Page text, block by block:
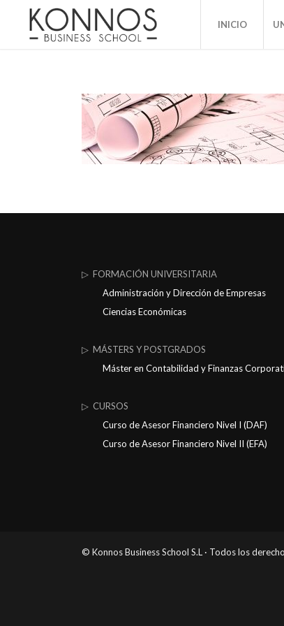
INICIO
▷ FORMACIÓN UNIVERSITARIA
Administración y Dirección de Empresas
Ciencias Económicas
▷ MÁSTERS Y POSTGRADOS
Máster en Contabilidad y Finanzas
▷ CURSOS
Curso de Asesor Financiero Nivel I (DAF)
Curso de Asesor Financiero Nivel II (EFA)
© Konnos Business School S.L · Todos los